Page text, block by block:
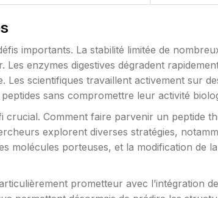
importants. La stabilité limitée de
Les enzymes digestives dégradent
Les scientifiques travaillent activement sur
sans compromettre leur activité
crucial. Comment faire parvenir un peptide
explorent diverses stratégies,
molécules porteuses, et la modification de
prometteur avec l’intégration